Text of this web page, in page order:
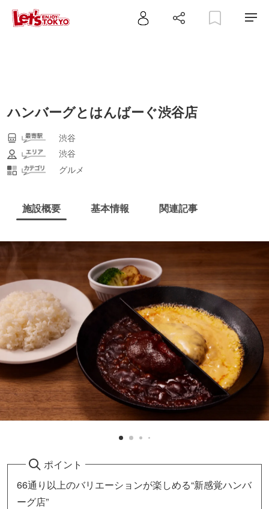
ハンバーグとはんばーぐ渋谷店
渋谷
渋谷
グルメ
施設概要 基本情報 関連記事
ポイント
66通り以上のバリエーションが楽しめる“新感覚ハンバ
ーグ店”